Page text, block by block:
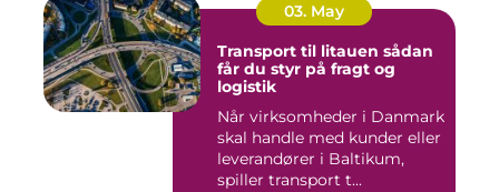
03. May
Transport til litauen sådan
får du styr på fragt og
logistik
Når virksomheder i Danmark
skal handle med kunder eller
leverandører i Baltikum,
spiller transport t...